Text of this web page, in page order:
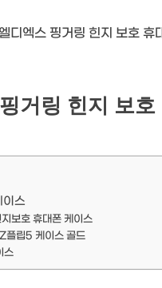
디엑스 핑거링 힌지 보호 휴
거링 힌지 보
이스
보호 휴대폰 케이스
플립5 케이스 골드
스